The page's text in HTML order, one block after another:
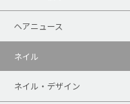
ヘアニュース
ネイル
ネイル・デザイン